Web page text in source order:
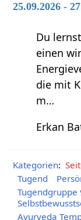
25.09.2026 -
Du
einen
die mit
m…
Erkan
Kategorien:
Tugend
Ayurveda